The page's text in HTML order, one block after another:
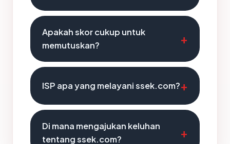
Apakah skor cukup untuk
memutuskan?
ISP apa yang melayani ssek.com?
Di mana mengajukan keluhan
tentang ssek.com?